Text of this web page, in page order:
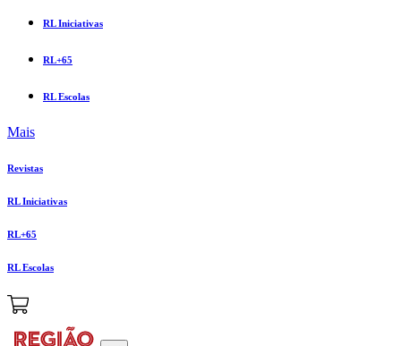
RL Iniciativas
RL+65
RL Escolas
Mais
Revistas
RL Iniciativas
RL+65
RL Escolas